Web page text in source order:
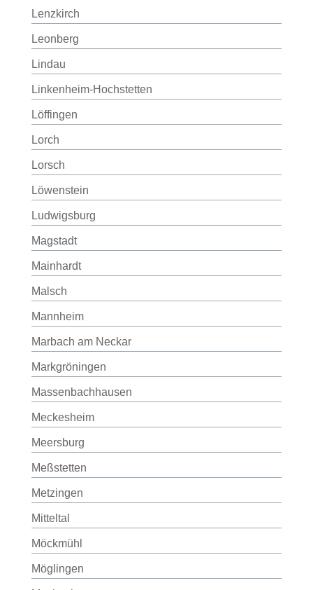
Lenzkirch
Leonberg
Lindau
Linkenheim-Hochstetten
Löffingen
Lorch
Lorsch
Löwenstein
Ludwigsburg
Magstadt
Mainhardt
Malsch
Mannheim
Marbach am Neckar
Markgröningen
Massenbachhausen
Meckesheim
Meersburg
Meßstetten
Metzingen
Mitteltal
Möckmühl
Möglingen